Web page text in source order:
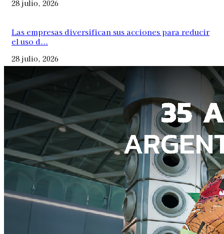
28 julio, 2026
Las empresas diversifican sus acciones para reducir
el uso d...
28 julio, 2026